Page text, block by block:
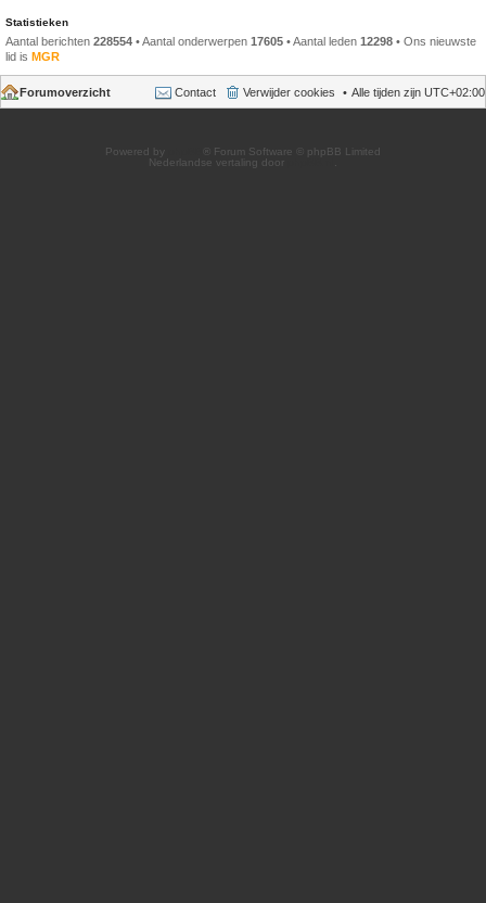
Statistieken
Aantal berichten 228554 • Aantal onderwerpen 17605 • Aantal leden 12298 • Ons nieuwste
lid is MGR
Forumoverzicht Alle tijden zijn UTC+02:00
Verwijder cookies
Contact
Powered by
® Forum Software © phpBB Limited
Nederlandse vertaling door